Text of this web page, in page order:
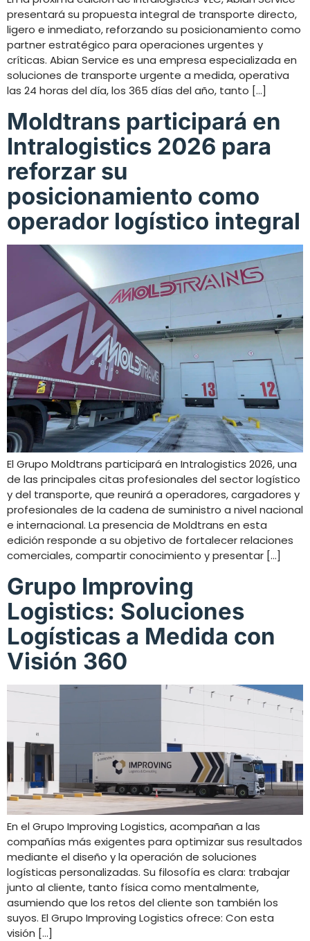
presentará su propuesta integral de transporte directo,
ligero e inmediato, reforzando su posicionamiento como
partner estratégico para operaciones urgentes y
críticas. Abian Service es una empresa especializada en
soluciones de transporte urgente a medida, operativa
las 24 horas del día, los 365 días del año, tanto […]
Moldtrans participará en
Intralogistics 2026 para
reforzar su
posicionamiento como
operador logístico integral
El Grupo Moldtrans participará en Intralogistics 2026, una
de las principales citas profesionales del sector logístico
y del transporte, que reunirá a operadores, cargadores y
profesionales de la cadena de suministro a nivel nacional
e internacional. La presencia de Moldtrans en esta
edición responde a su objetivo de fortalecer relaciones
comerciales, compartir conocimiento y presentar […]
Grupo Improving
Logistics: Soluciones
Logísticas a Medida con
Visión 360
En el Grupo Improving Logistics, acompañan a las
compañías más exigentes para optimizar sus resultados
mediante el diseño y la operación de soluciones
logísticas personalizadas. Su filosofía es clara: trabajar
junto al cliente, tanto física como mentalmente,
asumiendo que los retos del cliente son también los
suyos. El Grupo Improving Logistics ofrece: Con esta
visión […]